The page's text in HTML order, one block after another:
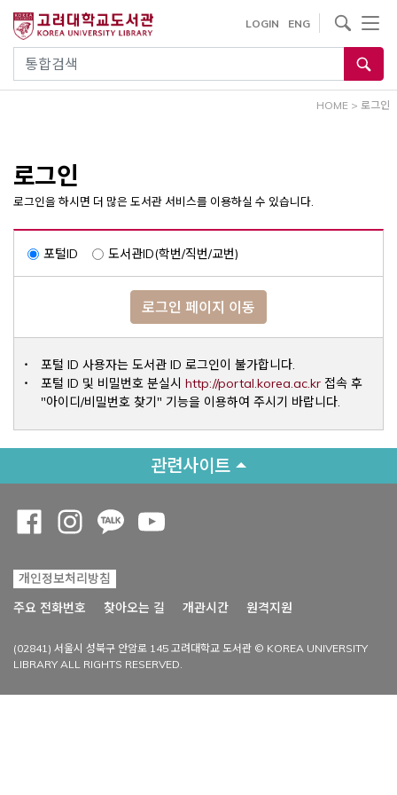
건
통합검색
LOGIN ENG
사이트내 검색
HOME > 로그인
로그인
로그인을 하시면 더 많은 도서관 서비스를 이용하실 수 있습니다.
포털ID 도서관ID(학번/직번/교번)
로그인 페이지 이동
포털 ID 사용자는 도서관 ID 로그인이 불가합니다.
포털 ID 및 비밀번호 분실시 http://portal.korea.ac.krOpens a
접속 후
"아이디/비밀번호 찾기" 기능을 이용하여 주시기 바랍니다.
관련사이트
개인정보처리방침
주요 전화번호
찾아오는 길 개관시간 원격지원
(02841) 서울시 성북구 안암로 145 고려대학교 도서관 © KOREA UNIVERSITY
LIBRARY ALL RIGHTS RESERVED.
Opens a new window
Opens a new window
Opens a new window